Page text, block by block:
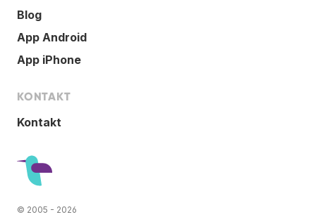
Blog
App Android
App iPhone
KONTAKT
Kontakt
© 2005 - 2026